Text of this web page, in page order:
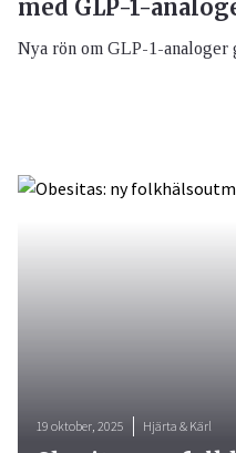
med GLP-1-
Nya rön om GLP-1-
19 oktober, 2025 Hjärta & Kärl